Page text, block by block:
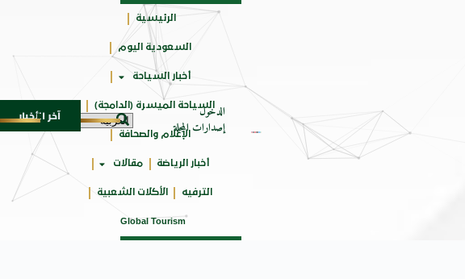
جائزتي
أوسكار
الدخول
إصدارات المجلة
الرئيسية
السعودية اليوم
أخبار السياحة
السياحة الميسرة (الدامجة)
الإعلام والصحافة
أخبار الرياضة مقالات
الترفيه الأكلات الشعبية
Global Tourism
آخر الأخبار
احتفاء القومي للترجمة